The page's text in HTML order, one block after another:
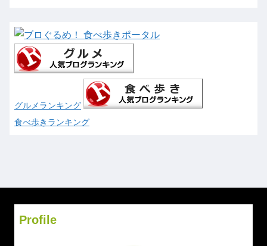
グルメランキング
食べ歩きランキング
Profile